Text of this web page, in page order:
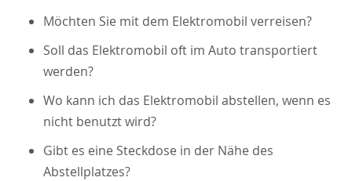
Möchten Sie mit dem Elektromobil verreisen?
Soll das Elektromobil oft im Auto transportiert
werden?
Wo kann ich das Elektromobil abstellen, wenn es
nicht benutzt wird?
Gibt es eine Steckdose in der Nähe des
Abstellplatzes?